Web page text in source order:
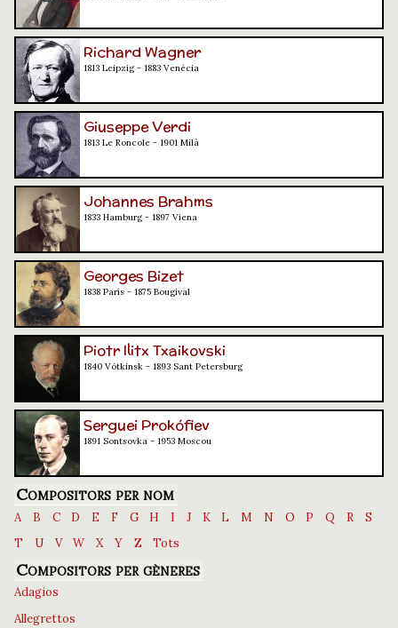
Richard Wagner
1813 Leipzig - 1883 Venècia
Giuseppe Verdi
1813 Le Roncole - 1901 Milà
Johannes Brahms
1833 Hamburg - 1897 Viena
Georges Bizet
1838 París - 1875 Bougival
Piotr Ilitx Txaikovski
1840 Vótkinsk - 1893 Sant Petersburg
Serguei Prokófiev
1891 Sontsovka - 1953 Moscou
Compositors per nom
A B C D E F G H I J K L M N O P Q R
S
T
U V W X Y Z Tots
Compositors per gèneres
Adagios
Allegrettos